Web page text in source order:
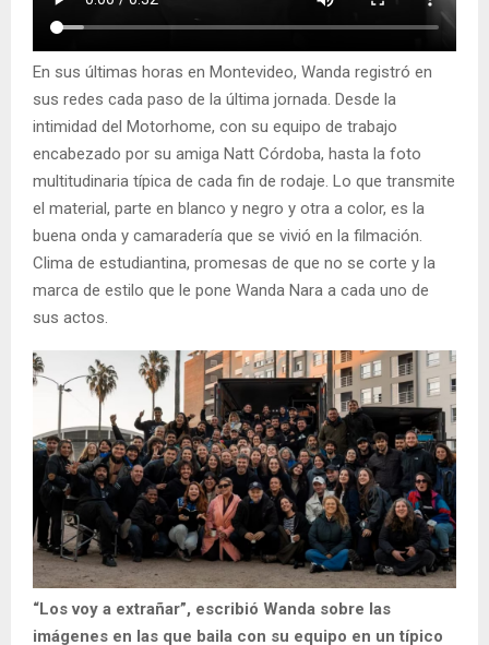
En sus últimas horas en Montevideo, Wanda registró en
sus redes cada paso de la última jornada. Desde la
intimidad del Motorhome, con su equipo de trabajo
encabezado por su amiga Natt Córdoba, hasta la foto
multitudinaria típica de cada fin de rodaje. Lo que transmite
el material, parte en blanco y negro y otra a color, es la
buena onda y camaradería que se vivió en la filmación.
Clima de estudiantina, promesas de que no se corte y la
marca de estilo que le pone Wanda Nara a cada uno de
sus actos.
“Los voy a extrañar”, escribió Wanda sobre las
imágenes en las que baila con su equipo en un típico